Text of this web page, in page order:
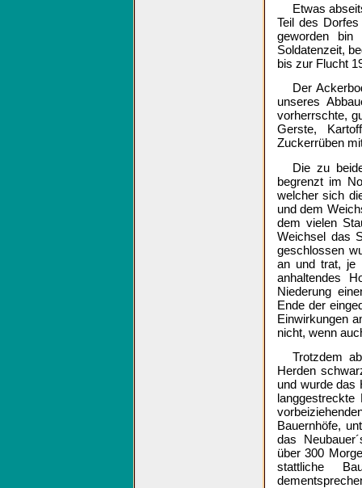
Etwas
Teil des
geworden
Soldatenzeit,
bis zur Flucht
Der
unseres
vorherrschte,
Gerste,
Zuckerrüben
Die zu
begrenzt im
welcher sich
und dem
dem vielen
Weichsel das
geschlossen
an und trat, je
anhaltendes
Niederung
Ende der
Einwirkungen
nicht, wenn
Trotzdem
Herden
und wurde das
Bauernhöfe,
das
über 300
stattliche